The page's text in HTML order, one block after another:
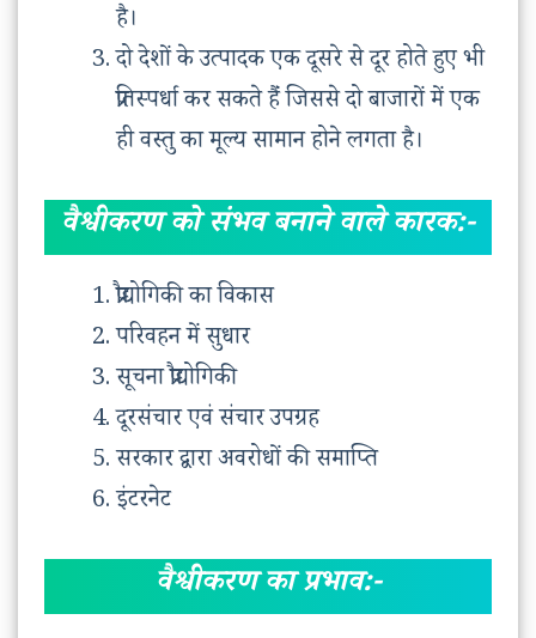
है।
दो देशों के उत्पादक एक दूसरे से दूर होते हुए भी
प्रतिस्पर्धा कर सकते हैंं जिससे दो बाजारों में एक
ही वस्तु का मूल्य सामान होने लगता है।
वैश्वीकरण को संभव बनाने वाले कारक:-
प्रौद्योगिकी का विकास
परिवहन में सुधार
सूचना प्रौद्योगिकी
दूरसंचार एवं संचार उपग्रह
सरकार द्वारा अवरोधों की समाप्ति
इंटरनेट
वैश्वीकरण का प्रभाव:-